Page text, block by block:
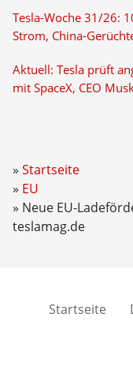
Tesla-Woche 31/26:
Strom, China-
Aktuell: Tesla prüft
mit SpaceX, CEO
Startseite
EU
Neue EU-
teslamag.de
Startseite